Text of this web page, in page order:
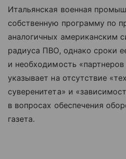
Итальянская военная
собственную программу по
аналогичных американским
радиуса ПВО, однако сроки
и необходимость
указывает на отсутствие
суверенитета» и
в вопросах обеспечения
газета.